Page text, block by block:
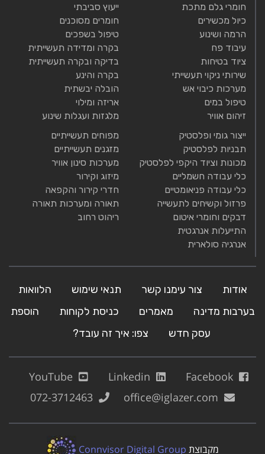
חומרי גלם מתכת
כיול מכשירים
הרמה ושינוע
עיבוד פח
ציוד בטיחות
שירותי ניקוי תעשייתי
מערכות כיבוי אש
טיפול במים
זיהום אוויר
ייעוץ סביבתי
חומרים מסוכנים
טיפול בשפכים
בקרה ומדידה תעשייתית
בדיקה ובקרה תעשייתית
בקרה והינע
הובלה יבשתית
אריזה ומילוי
מלגזות ועגלות שינוע
ייצור גומי ופלסטיק
תבניות לפלסטיק
מכונות וציוד היקפי לפלסטיק
כלי עבודה חשמליים
כלי עבודה פניאומטיים
פרזול וקשיחים לתעשייה
דבקים וחומרי איטום
התייעלות אנרגטית
אנרגיה סולארית
מפוחים תעשייתיים
מזגנים תעשייתיים
מערכות סינון אוויר
מיזוג וקירור
חדרי קירור והקפאה
תאורה ומערכות תאורה
ריהוט רחוב
אודות צור עימנו קשר תנאי שימוש
הלוואות
בערבות מדינה
מאמרים כניסת לקוחות
הוספת
עסק חדש
צפו: איך זה עובד?
Facebook
מקבוצת Connvisor Digital Group